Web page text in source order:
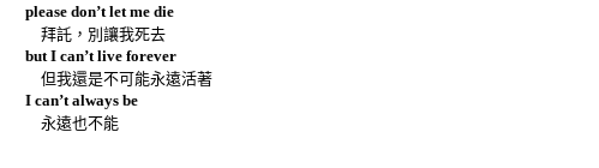
please don’t let me die
拜託，別讓我死去
but I can’t live forever
但我還是不可能永遠活著
I can’t always be
永遠也不能